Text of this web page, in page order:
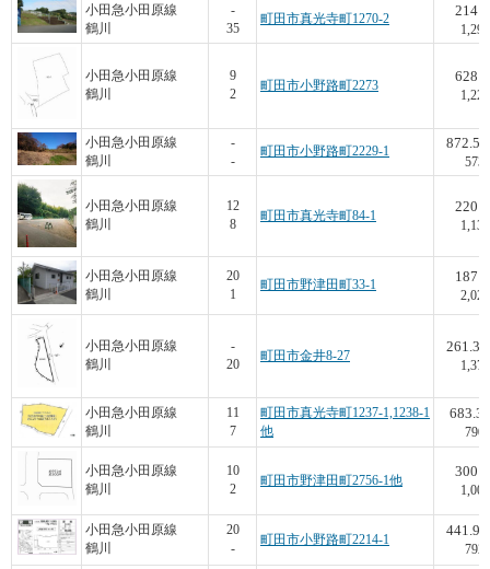
小田急小田原線
鶴川
-
35
町田市真光寺町1270-2
214
1,299
小田急小田原線
鶴川
9
2
町田市小野路町2273
628
1,226
小田急小田原線
鶴川
-
-
町田市小野路町2229-1
872.58
573
小田急小田原線
鶴川
12
8
町田市真光寺町84-1
220
1,136
小田急小田原線
鶴川
20
1
町田市野津田町33-1
187
2,021
小田急小田原線
鶴川
-
20
町田市金井8-27
261.33
1,378
小田急小田原線
鶴川
11
7
町田市真光寺町1237-1,1238-1
他
683.3
790
小田急小田原線
鶴川
10
2
町田市野津田町2756-1他
300
1,000
小田急小田原線
鶴川
20
-
町田市小野路町2214-1
441.95
792